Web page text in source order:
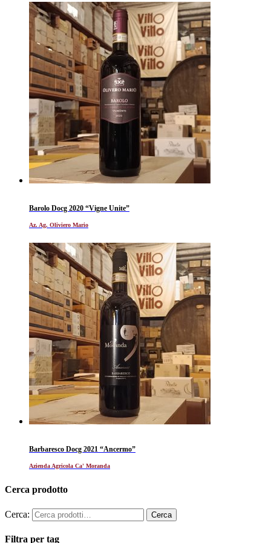
Barolo Docg 2020 “Vigne Unite”
Az. Ag. Oliviero Mario
Barbaresco Docg 2021 “Ancermo”
Azienda Agricola Ca' Moranda
Cerca prodotto
Cerca:
Filtra per tag